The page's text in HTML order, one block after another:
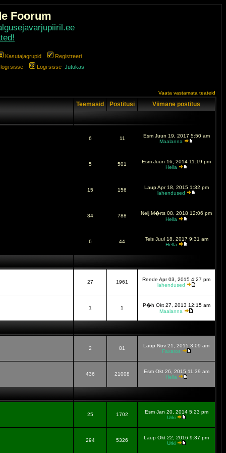
Foorum
Kasutajagrupid
Registreeri
sisse
Logi sisse Jutukas
Vaata vastamata teateid
Teemasid Postitusi Viimane postitus
6 11
Esm Juun 19, 2017 5:50 am
Maalanna
5 501
Esm Juun 16, 2014 11:19 pm
Hella
15 156
Laup Apr 18, 2015 1:32 pm
lahendused
84 788
Nelj M�rts 08, 2018 12:06 pm
Hella
6 44
Teis Juul 18, 2017 9:31 am
Hella
27 1961
Reede Apr 03, 2015 4:27 pm
lahendused
1 1
P�h Okt 27, 2013 12:15 am
Maalanna
2 81
Laup Nov 21, 2015 3:09 am
Faxaros
436 21008
Esm Okt 26, 2015 11:39 am
Hella
25 1702
Esm Jan 20, 2014 5:23 pm
Urki
294 5326
Laup Okt 22, 2016 9:37 pm
Urki